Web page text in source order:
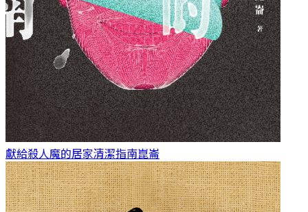
獻給殺人魔的居家清潔指南崑崙